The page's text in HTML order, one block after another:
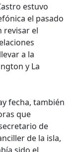
estuvo
el pasado
revisar el
a la
y La
fecha, también
que
de
de la isla,